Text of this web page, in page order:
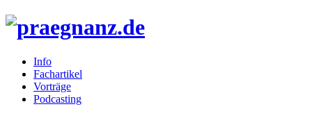
Info
Fachartikel
Vorträge
Podcasting